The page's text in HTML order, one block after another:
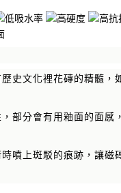
史文化裡花磚的精髓，
部分會有用釉面的面感
噴上斑駁的痕跡，讓磁